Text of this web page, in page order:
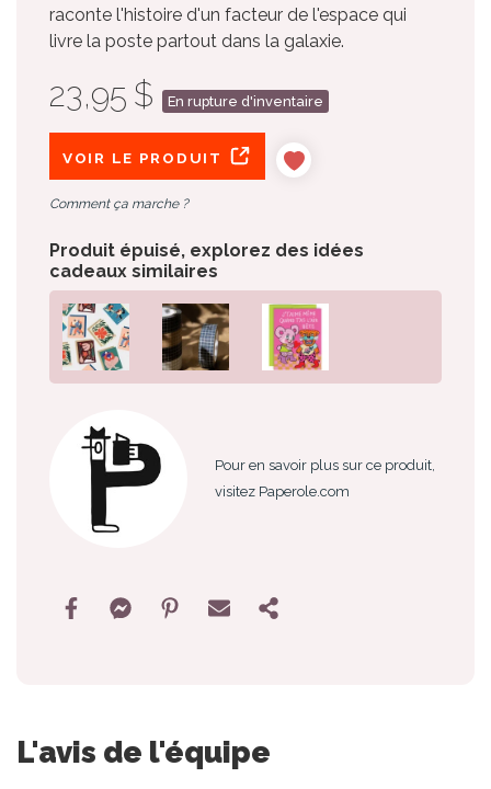
raconte l'histoire d'un facteur de l'espace qui
livre la poste partout dans la galaxie.
23,95 $ En rupture d'inventaire
VOIR LE PRODUIT
Comment ça marche ?
Produit épuisé, explorez des idées
cadeaux similaires
Pour en savoir plus sur ce produit,
visitez Paperole.com
L'avis de l'équipe